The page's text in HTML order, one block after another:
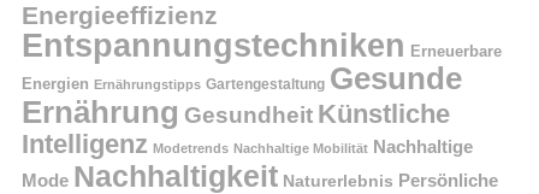
Energieeffizienz
Entspannungstechniken Erneuerbare
Energien Ernährungstipps Gartengestaltung Gesunde
Ernährung Gesundheit Künstliche
Intelligenz Modetrends Nachhaltige Mobilität Nachhaltige
Mode Nachhaltigkeit Naturerlebnis Persönliche